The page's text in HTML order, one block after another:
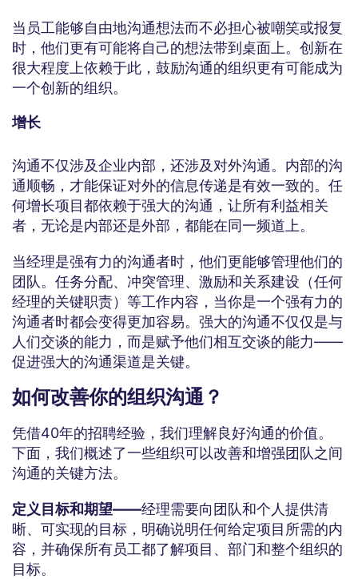
当员工能够自由地沟通想法而不必担心被嘲笑或报复
时，他们更有可能将自己的想法带到桌面上。创新在
很大程度上依赖于此，鼓励沟通的组织更有可能成为
一个创新的组织。
增长
沟通不仅涉及企业内部，还涉及对外沟通。内部的沟
通顺畅，才能保证对外的信息传递是有效一致的。任
何增长项目都依赖于强大的沟通，让所有利益相关
者，无论是内部还是外部，都能在同一频道上。
当经理是强有力的沟通者时，他们更能够管理他们的
团队。任务分配、冲突管理、激励和关系建设（任何
经理的关键职责）等工作内容，当你是一个强有力的
沟通者时都会变得更加容易。强大的沟通不仅仅是与
人们交谈的能力，而是赋予他们相互交谈的能力——
促进强大的沟通渠道是关键。
如何改善你的组织沟通？
凭借40年的招聘经验，我们理解良好沟通的价值。
下面，我们概述了一些组织可以改善和增强团队之间
沟通的关键方法。
定义目标和期望——经理需要向团队和个人提供清
晰、可实现的目标，明确说明任何给定项目所需的内
容，并确保所有员工都了解项目、部门和整个组织的
目标。